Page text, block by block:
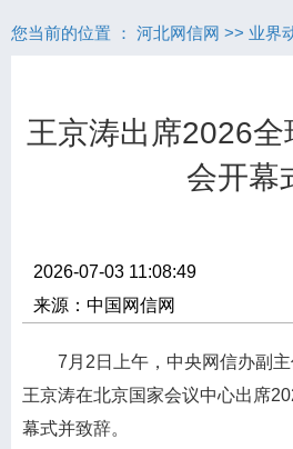
您当前的位置 ： 河北网信网 >> 业界
王京涛出席2026
会开幕
2026-07-03 11:08:49
来源：中国网信网
7月2日上午，中央网信办副主
王京涛在北京国家会议中心出席
幕式并致辞。